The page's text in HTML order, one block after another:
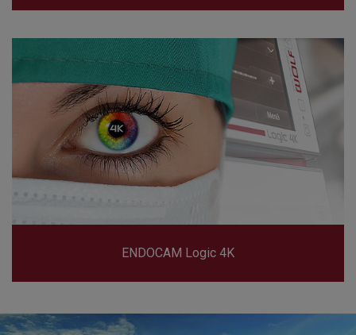
ENDOCAM Logic 4K